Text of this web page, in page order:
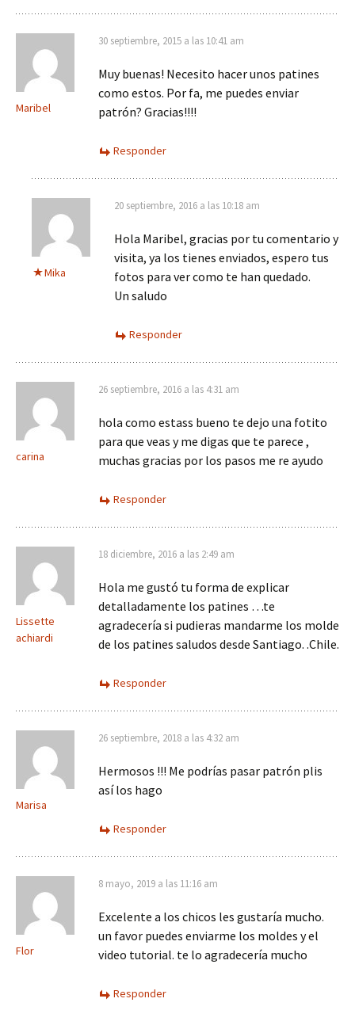
Maribel
30 septiembre, 2015 a las 10:41 am
Muy buenas! Necesito hacer unos patines
como estos. Por fa, me puedes enviar
patrón? Gracias!!!!
Responder
Mika
20 septiembre, 2016 a las 10:18 am
Hola Maribel, gracias por tu comentario y
visita, ya los tienes enviados, espero tus
fotos para ver como te han quedado.
Un saludo
Responder
carina
26 septiembre, 2016 a las 4:31 am
hola como estass bueno te dejo una fotito
para que veas y me digas que te parece ,
muchas gracias por los pasos me re ayudo
Responder
Lissette
achiardi
18 diciembre, 2016 a las 2:49 am
Hola me gustó tu forma de explicar
detalladamente los patines …te
agradecería si pudieras mandarme los molde
de los patines saludos desde Santiago. .Chile.
Responder
Marisa
26 septiembre, 2018 a las 4:32 am
Hermosos !!! Me podrías pasar patrón plis
así los hago
Responder
Flor
8 mayo, 2019 a las 11:16 am
Excelente a los chicos les gustaría mucho.
un favor puedes enviarme los moldes y el
video tutorial. te lo agradecería mucho
Responder